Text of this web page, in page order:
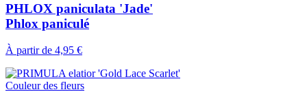
PHLOX paniculata 'Jade'
Phlox paniculé
À partir de 4,95 €
Couleur des fleurs